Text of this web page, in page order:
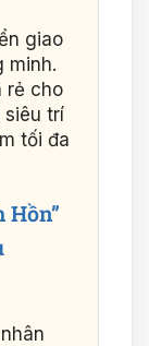
giao
minh.
rẻ cho
siêu trí
tối đa
Hồn”